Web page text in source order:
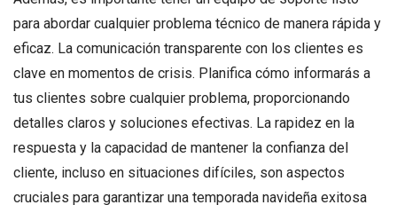
para abordar cualquier problema técnico de manera rápida y
eficaz. La comunicación transparente con los clientes es
clave en momentos de crisis. Planifica cómo informarás a
tus clientes sobre cualquier problema, proporcionando
detalles claros y soluciones efectivas. La rapidez en la
respuesta y la capacidad de mantener la confianza del
cliente, incluso en situaciones difíciles, son aspectos
cruciales para garantizar una temporada navideña exitosa